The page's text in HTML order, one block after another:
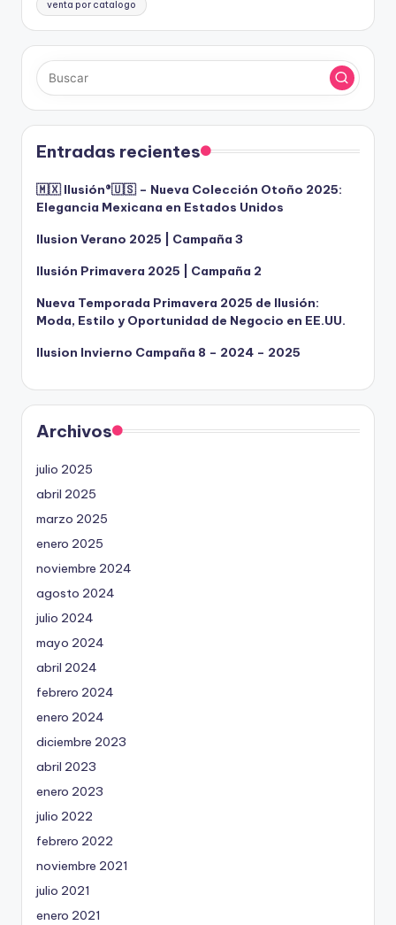
venta por catalogo
Entradas recientes
🇲🇽 Ilusión®️🇺🇸 – Nueva Colección Otoño 2025:
Elegancia Mexicana en Estados Unidos
Ilusion Verano 2025 | Campaña 3
Ilusión Primavera 2025 | Campaña 2
Nueva Temporada Primavera 2025 de Ilusión:
Moda, Estilo y Oportunidad de Negocio en EE.UU.
Ilusion Invierno Campaña 8 – 2024 – 2025
Archivos
julio 2025
abril 2025
marzo 2025
enero 2025
noviembre 2024
agosto 2024
julio 2024
mayo 2024
abril 2024
febrero 2024
enero 2024
diciembre 2023
abril 2023
enero 2023
julio 2022
febrero 2022
noviembre 2021
julio 2021
enero 2021